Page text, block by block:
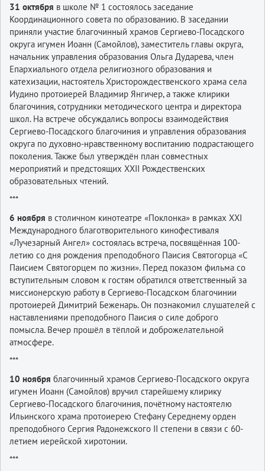
31 октября в школе № 1 состоялось заседание
Координационного совета по образованию. В заседании
приняли участие благочинный храмов Сергиево-Посадского
округа игумен Иоанн (Самойлов), заместитель главы округа,
начальник управления образования Ольга Дударева, член
Епархиального отдела религиозного образования и
катехизации, настоятель Христорождественского храма села
Иудино протоиерей Владимир Янгичер, а также клирики
благочиния, сотрудники методического центра и директора
школ. На встрече обсуждались вопросы взаимодействия
Сергиево-Посадского благочиния и управления образования
округа по духовно-нравственному воспитанию подрастающего
поколения. Также был утверждён план совместных
мероприятий и предстоящих XXII Рождественских
образовательных чтений.
***
6 ноября в столичном кинотеатре «Поклонка» в рамках XXI
Международного благотворительного кинофестиваля
«Лучезарный Ангел» состоялась встреча, посвящённая 100-
летию со дня рождения преподобного Паисия Святогорца «С
Паисием Святогорцем по жизни». Перед показом фильма со
вступительным словом к гостям обратился ответственный за
миссионерскую работу в Сергиево-Посадском благочинии
протоиерей Димитрий Беженарь. Он познакомил слушателей с
наставлениями преподобного Паисия о силе доброго
помысла. Вечер прошёл в тёплой и доброжелательной
атмосфере.
***
10 ноября благочинный храмов Сергиево-Посадского округа
игумен Иоанн (Самойлов) вручил старейшему клирику
Сергиево-Посадского благочиния, почётному настоятелю
Ильинского храма протоиерею Стефану Середнему орден
преподобного Сергия Радонежского II степени в связи с 60-
летием иерейской хиротонии.
***